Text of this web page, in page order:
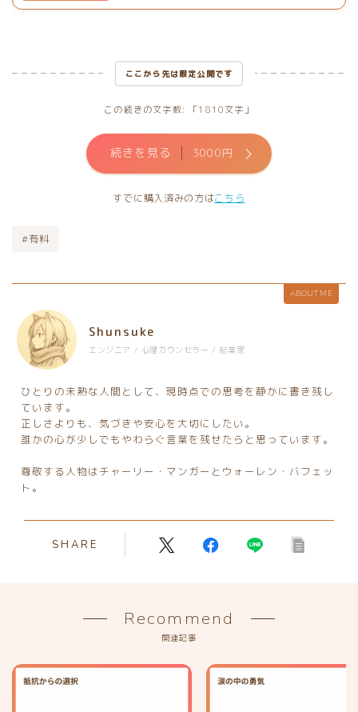
ここから先は限定公開です
この続きの文字数: 「1810文字」
続きを見る 3000円
すでに購入済みの方はこちら
#有料
ABOUT ME
Shunsuke
エンジニア / 心理カウンセラー / 起業家
ひとりの未熟な人間として、現時点での思考を静かに書き残し
ています。
正しさよりも、気づきや安心を大切にしたい。
誰かの心が少しでもやわらぐ言葉を残せたらと思っています。
尊敬する人物はチャーリー・マンガーとウォーレン・バフェッ
ト。
SHARE
Recommend
関連記事